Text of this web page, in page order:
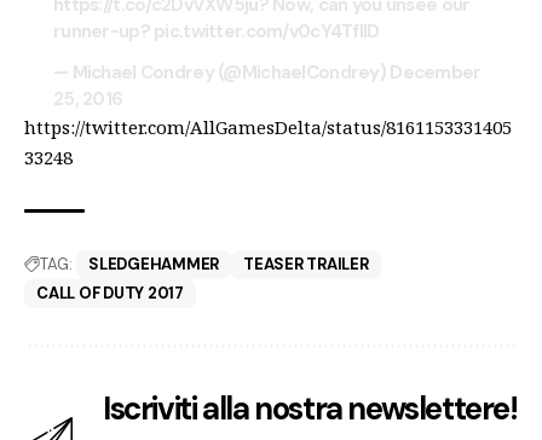
runner-up? pic.twitter.com/v0cY4TfllD
— Michael Condrey (@MichaelCondrey) December
25, 2016
https://twitter.com/AllGamesDelta/status/8161153331405
33248
TAG: SLEDGEHAMMER
TEASER TRAILER
CALL OF DUTY 2017
Iscriviti alla nostra newslettere!